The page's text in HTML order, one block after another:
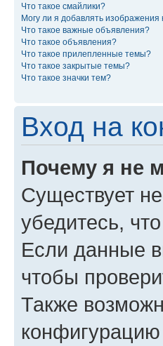
Что такое смайлики?
Могу ли я добавлять
Что такое важные объявления?
Что такое объявления?
Что такое прилепленные темы?
Что такое закрытые темы?
Что такое значки тем?
Вход на
Почему я не
Существует
убедитесь,
Если данные
чтобы
Также